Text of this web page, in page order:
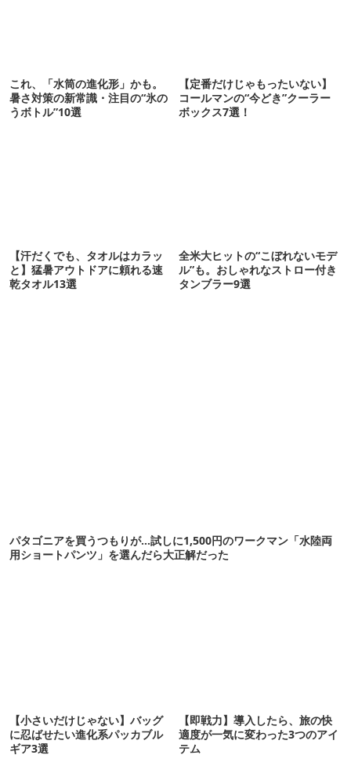
これ、「水筒の進化形」かも。
暑さ対策の新常識・注目の“氷の
うボトル”10選
【定番だけじゃもったいない】
コールマンの“今どき”クーラー
ボックス7選！
【汗だくでも、タオルはカラッ
と】猛暑アウトドアに頼れる速
乾タオル13選
全米大ヒットの“こぼれないモデ
ル”も。おしゃれなストロー付き
タンブラー9選
パタゴニアを買うつもりが…試しに1,500円のワークマン「水陸両
用ショートパンツ」を選んだら大正解だった
【小さいだけじゃない】バッグ
に忍ばせたい進化系パッカブル
ギア3選
【即戦力】導入したら、旅の快
適度が一気に変わった3つのアイ
テム